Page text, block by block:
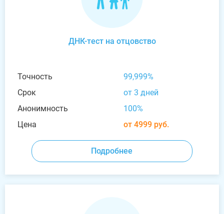
ДНК-тест на отцовство
Точность
99,999%
Срок
от 3 дней
Анонимность
100%
Цена
от 4999 руб.
Подробнее